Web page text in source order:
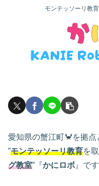
モンテッソーリ教
愛知県の蟹江町🦀を拠点
”モンテッソーリ教育を
グ教室”『かにロボ 』です